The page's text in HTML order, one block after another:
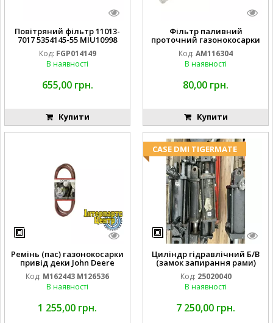
Повітряний фільтр 11013-
7017 5354145-55 MIU10998
Код: FGP014149
В наявності
655,00 грн.
Купити
Фільтр паливний
проточний газонокосарки
JOHN DEERE AM116304
GY20709
Код: AM116304
В наявності
80,00 грн.
Купити
Ремінь (пас) газонокосарки
привід деки John Deere
M162443 M126536
Код: M162443 M126536
В наявності
1 255,00 грн.
CASE DMI TIGERMATE
Циліндр гідравлічний Б/В
(замок запирання рами)
2''X4'' 25320040
Код: 25020040
В наявності
7 250,00 грн.